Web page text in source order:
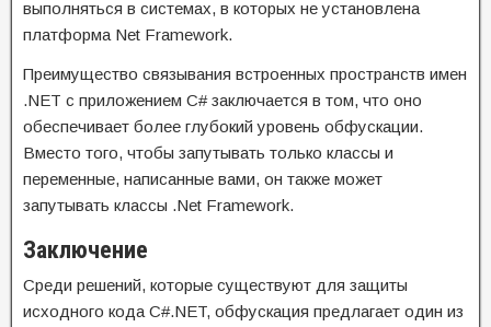
выполняться в системах, в которых не установлена
платформа Net Framework.
Преимущество связывания встроенных пространств имен
.NET с приложением C# заключается в том, что оно
обеспечивает более глубокий уровень обфускации.
Вместо того, чтобы запутывать только классы и
переменные, написанные вами, он также может
запутывать классы .Net Framework.
Заключение
Среди решений, которые существуют для защиты
исходного кода C#.NET, обфускация предлагает один из